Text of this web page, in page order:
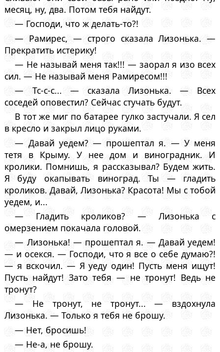
месяц, ну, два. Потом тебя найдут.
— Господи, что ж делать-то?!
— Рамирес, — строго сказала Лизонька. —
Прекратить истерику!
— Не называй меня так!!! — заорал я изо всех
сил. — Не называй меня Рамиресом!!!
— Тс-с-с... — сказала Лизонька. — Всех
соседей оповестил? Сейчас стучать будут.
В тот же миг по батарее гулко застучали. Я сел
в кресло и закрыл лицо руками.
— Давай уедем? — прошептал я. — У меня
тетя в Крыму. У нее дом и виноградник. И
кролики. Помнишь, я рассказывал? Будем жить.
Я буду окапывать виноград. Ты — гладить
кроликов. Давай, Лизонька? Красота! Мы с тобой
уедем, и...
— Гладить кроликов? — Лизонька с
омерзением покачала головой.
— Лизонька! — прошептал я. — Давай уедем!
— и осекся. — Господи, что я все о себе думаю?!
— я вскочил. — Я уеду один! Пусть меня ищут!
Пусть найдут! Зато тебя — не тронут! Ведь не
тронут?
— Не тронут, не тронут... — вздохнула
Лизонька. — Только я тебя не брошу.
— Нет, бросишь!
— Не-а, не брошу.